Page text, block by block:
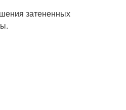
затененных